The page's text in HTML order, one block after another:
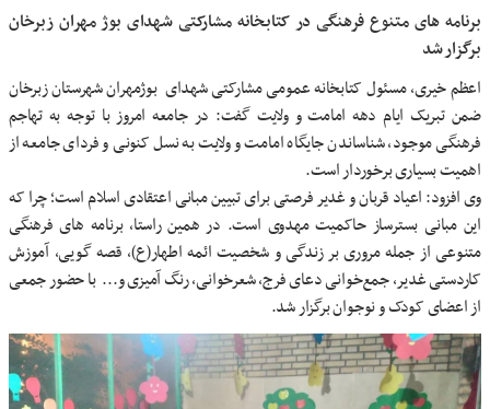
برنامه های متنوع فرهنگی در کتابخانه مشارکتی شهدای بوژ مهران زبرخان
برگزار شد
اعظم خیری، مسئول کتابخانه عمومی مشارکتی شهدای بوژمهران شهرستان زبرخان
ضمن تبریک ایام دهه امامت و ولایت گفت: در جامعه امروز با توجه به تهاجم
فرهنگی موجود، شناساندن جایگاه امامت و ولایت به نسل کنونی و فردای جامعه از
اهمیت بسیاری برخوردار است.
وی افزود: اعیاد قربان و غدیر فرصتی برای تبیین مبانی اعتقادی اسلام است؛ چرا که
این مبانی بسترساز حاکمیت مهدوی است. در همین راستا، برنامه های فرهنگی
متنوعی از جمله مروری بر زندگی و شخصیت ائمه اطهار(ع)، قصه گویی، آموزش
کاردستی غدیر، جمع‌خوانی دعای فرج، شعرخوانی، رنگ آمیزی و... با حضور جمعی
از اعضای کودک و نوجوان برگزار شد.